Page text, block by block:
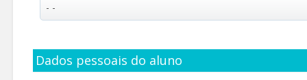
Dados pessoais do aluno